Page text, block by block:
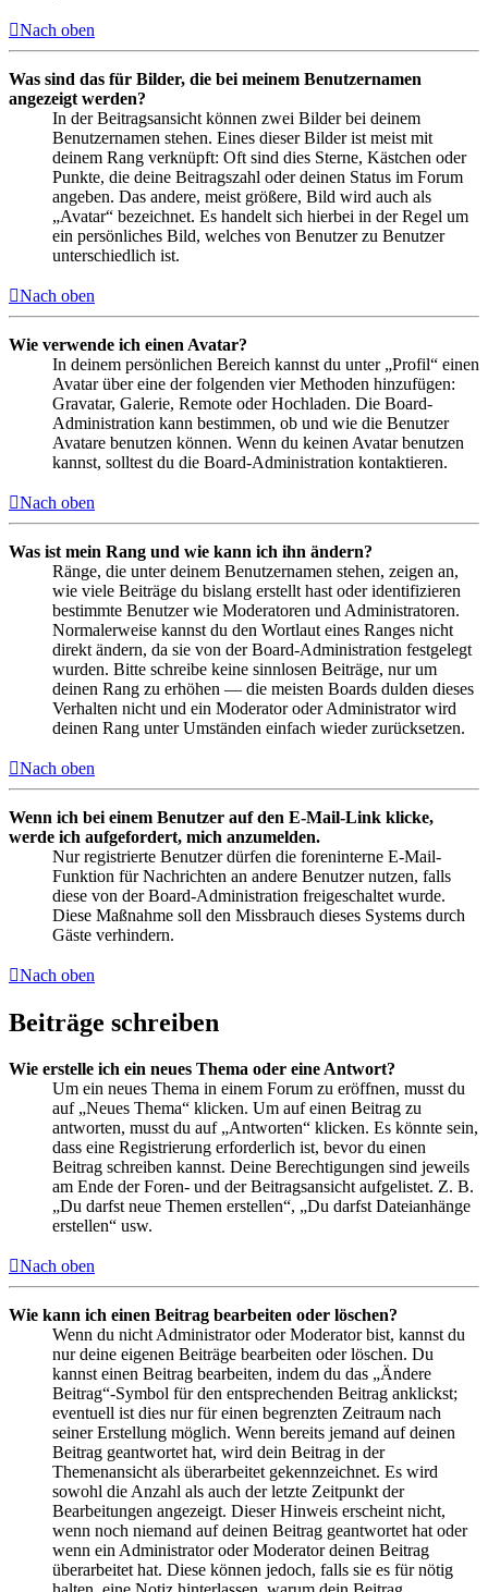
Nach oben
Was sind das für Bilder, die bei meinem Benutzernamen
angezeigt werden?
In der Beitragsansicht können zwei Bilder bei deinem
Benutzernamen stehen. Eines dieser Bilder ist meist mit
deinem Rang verknüpft: Oft sind dies Sterne, Kästchen oder
Punkte, die deine Beitragszahl oder deinen Status im Forum
angeben. Das andere, meist größere, Bild wird auch als
„Avatar“ bezeichnet. Es handelt sich hierbei in der Regel um
ein persönliches Bild, welches von Benutzer zu Benutzer
unterschiedlich ist.
Nach oben
Wie verwende ich einen Avatar?
In deinem persönlichen Bereich kannst du unter „Profil“ einen
Avatar über eine der folgenden vier Methoden hinzufügen:
Gravatar, Galerie, Remote oder Hochladen. Die Board-
Administration kann bestimmen, ob und wie die Benutzer
Avatare benutzen können. Wenn du keinen Avatar benutzen
kannst, solltest du die Board-Administration kontaktieren.
Nach oben
Was ist mein Rang und wie kann ich ihn ändern?
Ränge, die unter deinem Benutzernamen stehen, zeigen an,
wie viele Beiträge du bislang erstellt hast oder identifizieren
bestimmte Benutzer wie Moderatoren und Administratoren.
Normalerweise kannst du den Wortlaut eines Ranges nicht
direkt ändern, da sie von der Board-Administration festgelegt
wurden. Bitte schreibe keine sinnlosen Beiträge, nur um
deinen Rang zu erhöhen — die meisten Boards dulden dieses
Verhalten nicht und ein Moderator oder Administrator wird
deinen Rang unter Umständen einfach wieder zurücksetzen.
Nach oben
Wenn ich bei einem Benutzer auf den E-Mail-Link klicke,
werde ich aufgefordert, mich anzumelden.
Nur registrierte Benutzer dürfen die foreninterne E-Mail-
Funktion für Nachrichten an andere Benutzer nutzen, falls
diese von der Board-Administration freigeschaltet wurde.
Diese Maßnahme soll den Missbrauch dieses Systems durch
Gäste verhindern.
Nach oben
Beiträge schreiben
Wie erstelle ich ein neues Thema oder eine Antwort?
Um ein neues Thema in einem Forum zu eröffnen, musst du
auf „Neues Thema“ klicken. Um auf einen Beitrag zu
antworten, musst du auf „Antworten“ klicken. Es könnte sein,
dass eine Registrierung erforderlich ist, bevor du einen
Beitrag schreiben kannst. Deine Berechtigungen sind jeweils
am Ende der Foren- und der Beitragsansicht aufgelistet. Z. B.
„Du darfst neue Themen erstellen“, „Du darfst Dateianhänge
erstellen“ usw.
Nach oben
Wie kann ich einen Beitrag bearbeiten oder löschen?
Wenn du nicht Administrator oder Moderator bist, kannst du
nur deine eigenen Beiträge bearbeiten oder löschen. Du
kannst einen Beitrag bearbeiten, indem du das „Ändere
Beitrag“-Symbol für den entsprechenden Beitrag anklickst;
eventuell ist dies nur für einen begrenzten Zeitraum nach
seiner Erstellung möglich. Wenn bereits jemand auf deinen
Beitrag geantwortet hat, wird dein Beitrag in der
Themenansicht als überarbeitet gekennzeichnet. Es wird
sowohl die Anzahl als auch der letzte Zeitpunkt der
Bearbeitungen angezeigt. Dieser Hinweis erscheint nicht,
wenn noch niemand auf deinen Beitrag geantwortet hat oder
wenn ein Administrator oder Moderator deinen Beitrag
überarbeitet hat. Diese können jedoch, falls sie es für nötig